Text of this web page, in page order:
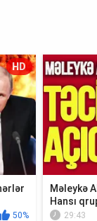
HD
50%
Məleykə
Hansı
Xə...29:43